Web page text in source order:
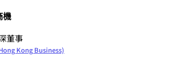
機
董事
Kong Business)